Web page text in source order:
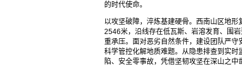
的时代使命。
以攻坚破障，淬炼基建硬骨。西南山区地
2546米，沿线存在低瓦斯、岩溶发育、围
重承压。面对恶劣自然条件，建设团队严
科学管控化解地质难题。从隐患排查到实
陷、安全零事故，凭借坚韧攻坚在深山之中